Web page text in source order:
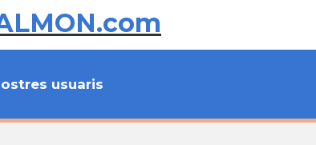
usuaris